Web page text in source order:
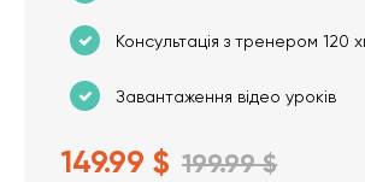
Консультація з тренером 120
Завантаження відео уроків
149.99 $ 199.99 $